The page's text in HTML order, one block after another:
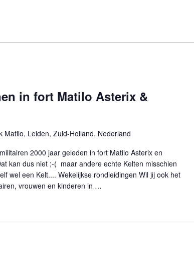
in fort Matilo Asterix &
Matilo, Leiden, Zuid-Holland, Nederland
2000 jaar geleden in fort Matilo Asterix en
kan dus niet ;-( maar andere echte Kelten misschien
wel een Kelt.... Wekelijkse rondleidingen Wil jij ook het
vrouwen en kinderen in …